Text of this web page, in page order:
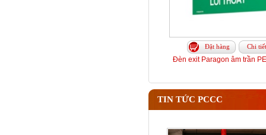
Đặt hàng Chi tiết
Đèn exit Paragon âm trần
TIN TỨC PCCC